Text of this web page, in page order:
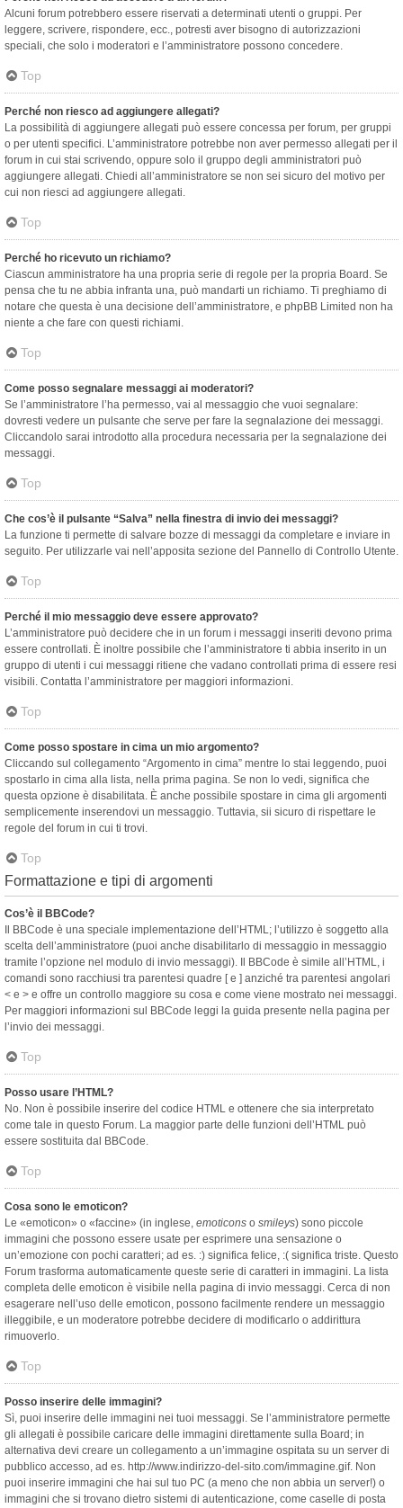
Alcuni forum potrebbero essere riservati a determinati utenti o gruppi. Per
leggere, scrivere, rispondere, ecc., potresti aver bisogno di autorizzazioni
speciali, che solo i moderatori e l’amministratore possono concedere.
Top
Perché non riesco ad aggiungere allegati?
La possibilità di aggiungere allegati può essere concessa per forum, per gruppi
o per utenti specifici. L’amministratore potrebbe non aver permesso allegati per il
forum in cui stai scrivendo, oppure solo il gruppo degli amministratori può
aggiungere allegati. Chiedi all’amministratore se non sei sicuro del motivo per
cui non riesci ad aggiungere allegati.
Top
Perché ho ricevuto un richiamo?
Ciascun amministratore ha una propria serie di regole per la propria Board. Se
pensa che tu ne abbia infranta una, può mandarti un richiamo. Ti preghiamo di
notare che questa è una decisione dell’amministratore, e phpBB Limited non ha
niente a che fare con questi richiami.
Top
Come posso segnalare messaggi ai moderatori?
Se l’amministratore l’ha permesso, vai al messaggio che vuoi segnalare:
dovresti vedere un pulsante che serve per fare la segnalazione dei messaggi.
Cliccandolo sarai introdotto alla procedura necessaria per la segnalazione dei
messaggi.
Top
Che cos’è il pulsante “Salva” nella finestra di invio dei messaggi?
La funzione ti permette di salvare bozze di messaggi da completare e inviare in
seguito. Per utilizzarle vai nell’apposita sezione del Pannello di Controllo Utente.
Top
Perché il mio messaggio deve essere approvato?
L’amministratore può decidere che in un forum i messaggi inseriti devono prima
essere controllati. È inoltre possibile che l’amministratore ti abbia inserito in un
gruppo di utenti i cui messaggi ritiene che vadano controllati prima di essere resi
visibili. Contatta l’amministratore per maggiori informazioni.
Top
Come posso spostare in cima un mio argomento?
Cliccando sul collegamento “Argomento in cima” mentre lo stai leggendo, puoi
spostarlo in cima alla lista, nella prima pagina. Se non lo vedi, significa che
questa opzione è disabilitata. È anche possibile spostare in cima gli argomenti
semplicemente inserendovi un messaggio. Tuttavia, sii sicuro di rispettare le
regole del forum in cui ti trovi.
Top
Formattazione e tipi di argomenti
Cos’è il BBCode?
Il BBCode è una speciale implementazione dell’HTML; l’utilizzo è soggetto alla
scelta dell’amministratore (puoi anche disabilitarlo di messaggio in messaggio
tramite l’opzione nel modulo di invio messaggi). Il BBCode è simile all’HTML, i
comandi sono racchiusi tra parentesi quadre [ e ] anziché tra parentesi angolari
< e > e offre un controllo maggiore su cosa e come viene mostrato nei messaggi.
Per maggiori informazioni sul BBCode leggi la guida presente nella pagina per
l’invio dei messaggi.
Top
Posso usare l’HTML?
No. Non è possibile inserire del codice HTML e ottenere che sia interpretato
come tale in questo Forum. La maggior parte delle funzioni dell’HTML può
essere sostituita dal BBCode.
Top
Cosa sono le emoticon?
Le «emoticon» o «faccine» (in inglese, emoticons o smileys) sono piccole
immagini che possono essere usate per esprimere una sensazione o
un’emozione con pochi caratteri; ad es. :) significa felice, :( significa triste. Questo
Forum trasforma automaticamente queste serie di caratteri in immagini. La lista
completa delle emoticon è visibile nella pagina di invio messaggi. Cerca di non
esagerare nell’uso delle emoticon, possono facilmente rendere un messaggio
illeggibile, e un moderatore potrebbe decidere di modificarlo o addirittura
rimuoverlo.
Top
Posso inserire delle immagini?
Sì, puoi inserire delle immagini nei tuoi messaggi. Se l’amministratore permette
gli allegati è possibile caricare delle immagini direttamente sulla Board; in
alternativa devi creare un collegamento a un’immagine ospitata su un server di
pubblico accesso, ad es. http://www.indirizzo-del-sito.com/immagine.gif. Non
puoi inserire immagini che hai sul tuo PC (a meno che non abbia un server!) o
immagini che si trovano dietro sistemi di autenticazione, come caselle di posta